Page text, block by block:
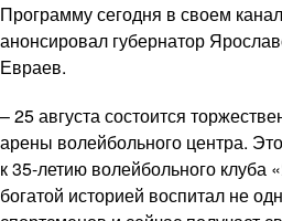
Программу сегодня в своем
анонсировал губернатор
Евраев.
– 25 августа состоится
арены волейбольного центра.
к 35-летию волейбольного клуба
богатой историей воспитал не